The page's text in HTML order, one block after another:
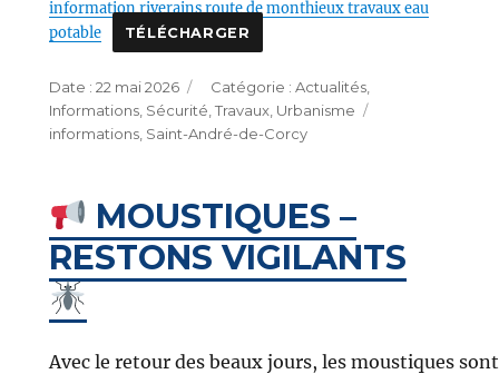
information riverains route de monthieux travaux eau
potable
TÉLÉCHARGER
Publié
le
22 mai 2026 Catégories
Actualités,
Informations, Sécurité Travaux, Urbanisme
informations, Saint-André-de-Corcy
MOUSTIQUES –
RESTONS VIGILANTS
Avec le retour des beaux jours, les moustiques sont